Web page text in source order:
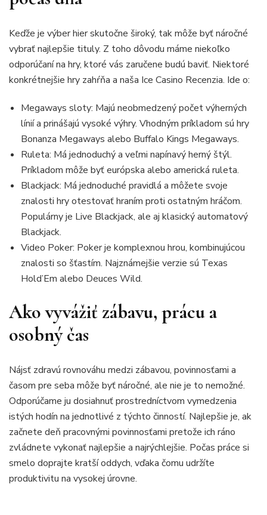
Keďže je výber hier skutočne široký, tak môže byť náročné
vybrať najlepšie tituly. Z toho dôvodu máme niekoľko
odporúčaní na hry, ktoré vás zaručene budú baviť. Niektoré
konkrétnejšie hry zahŕňa a naša Ice Casino Recenzia. Ide o:
Megaways sloty: Majú neobmedzený počet výherných
línií a prinášajú vysoké výhry. Vhodným príkladom sú hry
Bonanza Megaways alebo Buffalo Kings Megaways.
Ruleta: Má jednoduchý a veľmi napínavý herný štýl.
Príkladom môže byť európska alebo americká ruleta.
Blackjack: Má jednoduché pravidlá a môžete svoje
znalosti hry otestovať hraním proti ostatným hráčom.
Populárny je Live Blackjack, ale aj klasický automatový
Blackjack.
Video Poker: Poker je komplexnou hrou, kombinujúcou
znalosti so šťastím. Najznámejšie verzie sú Texas
Hold’Em alebo Deuces Wild.
Ako vyvážiť zábavu, prácu a
osobný čas
Nájsť zdravú rovnováhu medzi zábavou, povinnosťami a
časom pre seba môže byť náročné, ale nie je to nemožné.
Odporúčame ju dosiahnuť prostredníctvom vymedzenia
istých hodín na jednotlivé z týchto činností. Najlepšie je, ak
začnete deň pracovnými povinnosťami pretože ich ráno
zvládnete vykonať najlepšie a najrýchlejšie. Počas práce si
smelo doprajte kratší oddych, vďaka čomu udržíte
produktivitu na vysokej úrovne.